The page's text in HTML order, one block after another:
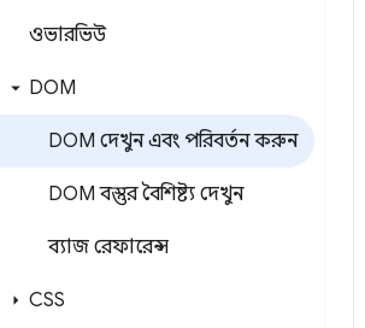
ওভারভিউ
DOM
DOM দেখুন এবং পরিবর্তন করুন
DOM বস্তুর বৈশিষ্ট্য দেখুন
ব্যাজ রেফারেন্স
CSS